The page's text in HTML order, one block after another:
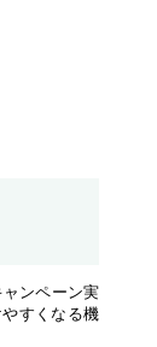
ンペーン実
すくなる機